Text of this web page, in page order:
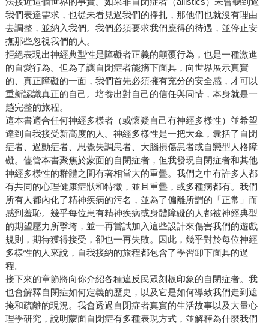
我們表達需求，也從未看見過我們的掙扎，那他們也就沒有理由
去調整，並納入我們。我們必須要求我們應得的待遇，並停止安
撫那些忽視我們的人。
拒絕表現出神經典型性是障礙者正義的顛覆行為，也是一種激進
的自愛行為。但為了讓自閉症者能摘下面具，向世界展示真實
的、真正障礙的一面，我們首先必須擁有充分的安全感，才可以
重新認識真正的自己。培養出對自己的信任與同情，本身就是一
趟完整的旅程。
這本書適合任何神經多樣者（或懷疑自己有神經多樣性）並希望
達到自我接受新高度的人。神經多樣性是一把大傘，囊括了自閉
症者、過動症者、思覺失調患者、大腦損傷患者或自戀型人格障
礙。儘管本書聚焦於蒙面的自閉症者，但我發現自閉症者和其他
神經多樣性的群體之間有著相當大的重疊。我們之中有許多人都
有共同的心理健康症狀和特徵，並且重疊，或多種病都有。我們
所有人都內化了精神疾病的污名，並為了偏離所謂的「正常」而
感到羞恥。幾乎每位患有精神疾病或身體障礙的人都被神經典型
的期望壓力所擊垮，並一再嘗試加入這些設計來傷害我們的遊戲
規則，期待獲得接受，卻也一再失敗。因此，幾乎對於每位神經
多樣性的人來說，自我接納的旅程都包含了學習卸下面具的過
程。
接下來的章節將向你介紹各種違反民眾刻板印象的自閉症者。我
也會解釋自閉症如何定義的歷史，以及它是如何導致我們走到遮
掩和疏離的現況。我會透過自閉症者真實的生活故事以及大量心
理學研究，說明蒙面自閉症有多種表現方式，並解釋為什麼我們